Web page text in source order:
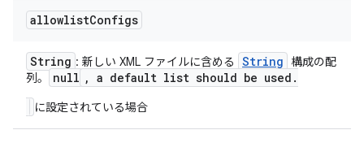
allowlistConfigs
String : 新しい XML ファイルに含める String
構成の配
列。
null , a default list should be used .
に設定されている場合